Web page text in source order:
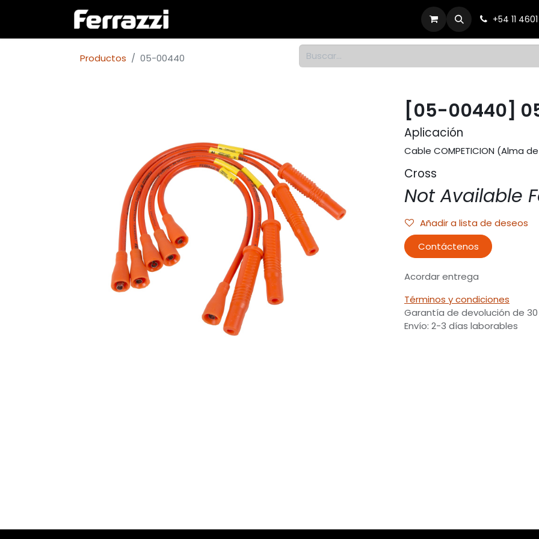
Contacto +54 11 4601
Productos 05-00440
[05-00440]
Aplicación
Cable COMPETICION (Alma
Cross
Not Available
Añadir a lista de deseos
Contáctenos
Acordar entrega
Términos y condiciones
Garantía de devolución de
Envío: 2-3 días laborables